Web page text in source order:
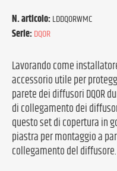
N. articolo:LDDQORWMC
Serie:DQOR
Lavorando come
accessorio utile per
parete dei diffusori DQOR
di collegamento dei
questo set di copertura in
piastra per montaggio a
collegamento del diffusore.